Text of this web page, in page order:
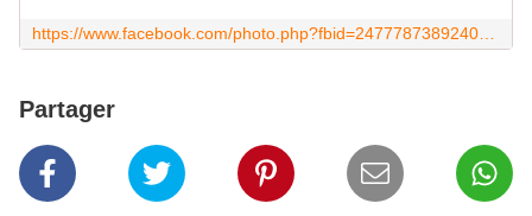
Partager